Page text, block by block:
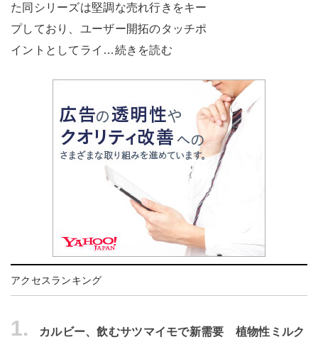
た同シリーズは堅調な売れ行きをキー
プしており、ユーザー開拓のタッチポ
イントとしてライ…続きを読む
アクセスランキング
1.
カルビー、飲むサツマイモで新需要 植物性ミルク